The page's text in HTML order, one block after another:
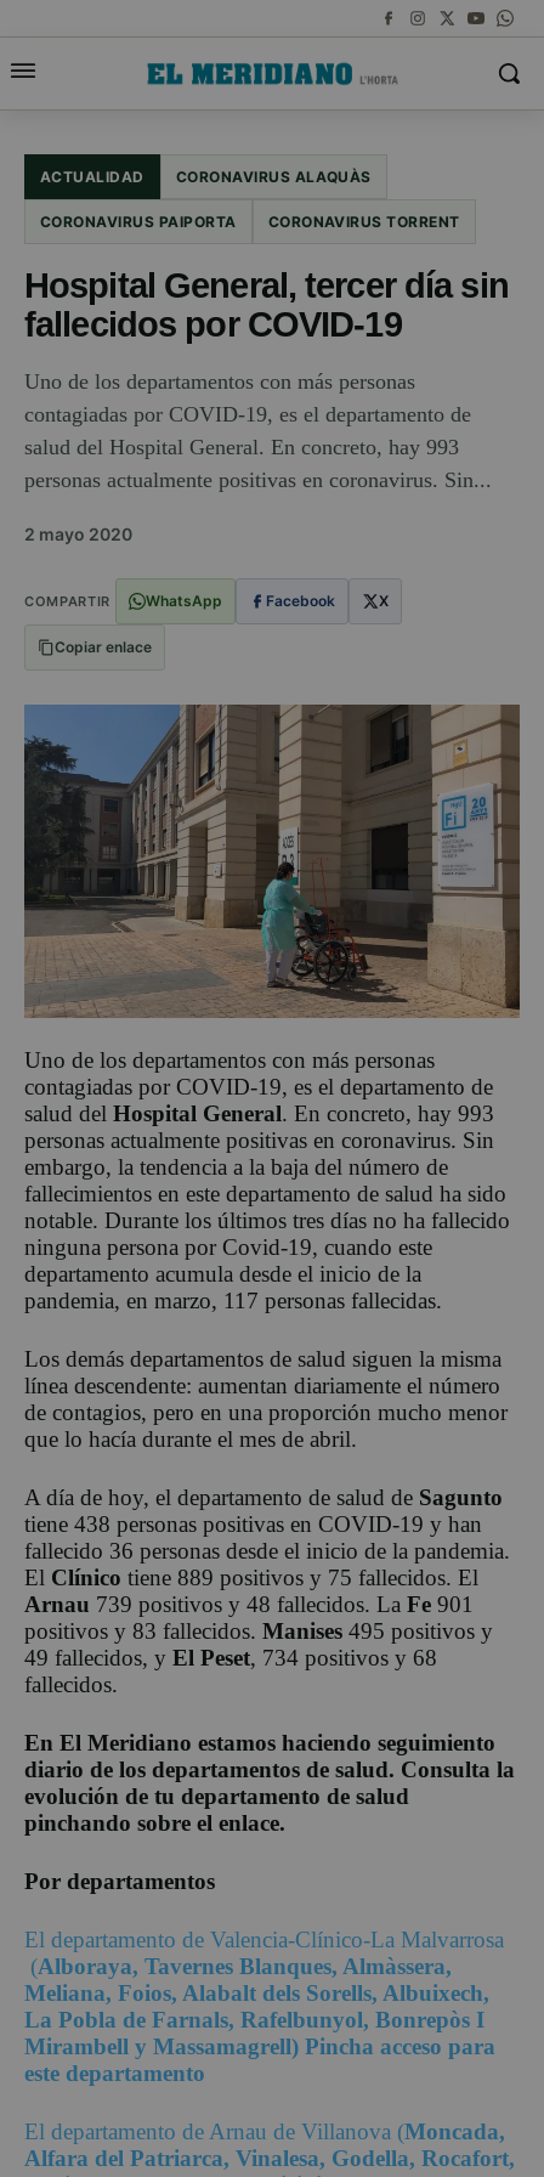
ACTUALIDAD CORONAVIRUS ALAQUÀS
CORONAVIRUS PAIPORTA CORONAVIRUS TORRENT
Hospital General, tercer día sin
fallecidos por COVID-19
Uno de los departamentos con más personas
contagiadas por COVID-19, es el departamento de
salud del Hospital General. En concreto, hay 993
personas actualmente positivas en coronavirus. Sin...
2 mayo 2020
COMPARTIR WhatsApp Facebook X
Copiar enlace
Uno de los departamentos con más personas
contagiadas por COVID-19, es el departamento de
salud del Hospital General. En concreto, hay 993
personas actualmente positivas en coronavirus. Sin
embargo, la tendencia a la baja del número de
fallecimientos en este departamento de salud ha sido
notable. Durante los últimos tres días no ha fallecido
ninguna persona por Covid-19, cuando este
departamento acumula desde el inicio de la
pandemia, en marzo, 117 personas fallecidas.
Los demás departamentos de salud siguen la misma
línea descendente: aumentan diariamente el número
de contagios, pero en una proporción mucho menor
que lo hacía durante el mes de abril.
A día de hoy, el departamento de salud de Sagunto
tiene 438 personas positivas en COVID-19 y han
fallecido 36 personas desde el inicio de la pandemia.
El Clínico tiene 889 positivos y 75 fallecidos. El
Arnau 739 positivos y 48 fallecidos. La Fe 901
positivos y 83 fallecidos. Manises 495 positivos y
49 fallecidos, y El Peset, 734 positivos y 68
fallecidos.
En El Meridiano estamos haciendo seguimiento
diario de los departamentos de salud. Consulta la
evolución de tu departamento de salud
pinchando sobre el enlace.
Por departamentos
El departamento de Valencia-Clínico-La Malvarrosa
(Alboraya, Tavernes Blanques, Almàssera,
Meliana, Foios, Alabalt dels Sorells, Albuixech,
La Pobla de Farnals, Rafelbunyol, Bonrepòs I
Mirambell y Massamagrell) Pincha acceso para
este departamento
El departamento de Arnau de Villanova (Moncada,
Alfara del Patriarca, Vinalesa, Godella, Rocafort,